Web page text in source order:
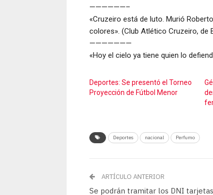
——————–
«Cruzeiro está de luto. Murió
colores». (Club Atlético Cruzeiro, de
———————
«Hoy el cielo ya tiene quien lo
Deportes: Se presentó el Torneo
Proyección de Fútbol Menor
Deportes nacional Perfumo
ARTÍCULO ANTERIOR
Se podrán tramitar los DNI